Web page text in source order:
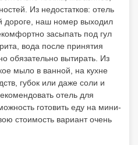
стоимость вариант очень